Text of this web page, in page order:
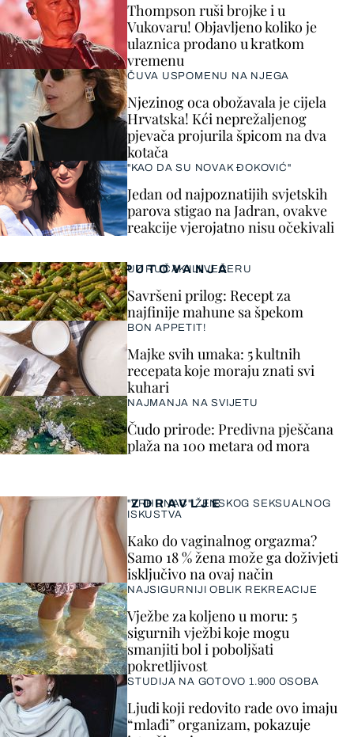
Thompson ruši brojke i u
Vukovaru! Objavljeno koliko je
ulaznica prodano u kratkom
vremenu
ČUVA USPOMENU NA NJEGA
Njezinog oca obožavala je cijela
Hrvatska! Kći neprežaljenog
pjevača projurila špicom na dva
kotača
"KAO DA SU NOVAK ĐOKOVIĆ"
Jedan od najpoznatijih svjetskih
parova stigao na Jadran, ovakve
reakcije vjerojatno nisu očekivali
ZDRAVLJE
"VRHUNAC" ŽENSKOG SEKSUALNOG
ISKUSTVA
Kako do vaginalnog orgazma?
Samo 18 % žena može ga doživjeti
isključivo na ovaj način
NAJSIGURNIJI OBLIK REKREACIJE
Vježbe za koljeno u moru: 5
sigurnih vježbi koje mogu
smanjiti bol i poboljšati
pokretljivost
STUDIJA NA GOTOVO 1.900 OSOBA
Ljudi koji redovito rade ovo imaju
“mlađi” organizam, pokazuje
PUTOVANJA
UZ RUČAK ILI VEČERU
Savršeni prilog: Recept za
najfinije mahune sa špekom
BON APPETIT!
Majke svih umaka: 5 kultnih
recepata koje moraju znati svi
kuhari
NAJMANJA NA SVIJETU
Čudo prirode: Predivna pješčana
plaža na 100 metara od mora